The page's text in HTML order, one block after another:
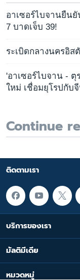
อาเซอร์ไบจานยืน
7 บาดเจ็บ 39!
ระเบิดกลางนครอิส
'อาเซอร์ไบจาน - ตุ
ใหม่ เชื่อมยุโรปกับ
Continue
ติดตามเรา
บริการของเรา
มัลติมีเดีย
หมวดหมู่